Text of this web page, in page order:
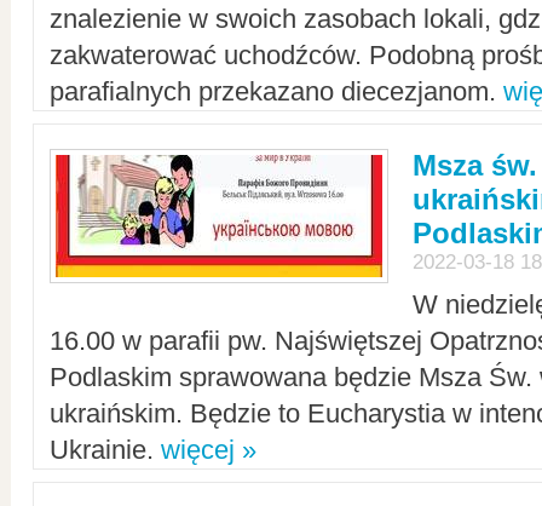
znalezienie w swoich zasobach lokali,
zakwaterować uchodźców. Podobną
parafialnych przekazano diecezjanom.
Msza
2022-03-18
W
16.00 w parafii pw. Najświętszej
Podlaskim sprawowana będzie Msza Św.
ukraińskim. Będzie to Eucharystia w
Ukrainie. więcej »